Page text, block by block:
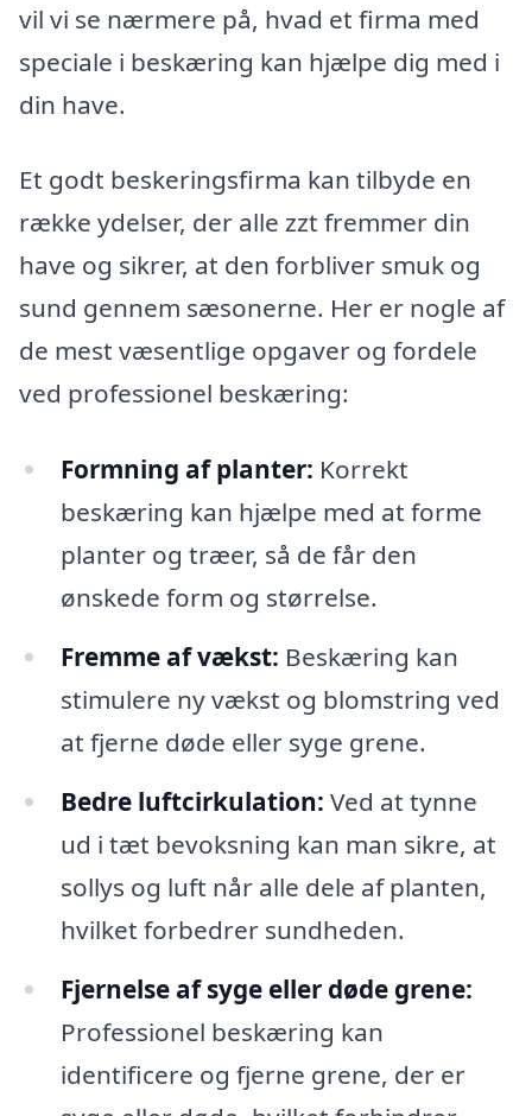
vil vi se nærmere på, hvad et firma med
speciale i beskæring kan hjælpe dig med i
din have.
Et godt beskeringsfirma kan tilbyde en
række ydelser, der alle zzt fremmer din
have og sikrer, at den forbliver smuk og
sund gennem sæsonerne. Her er nogle af
de mest væsentlige opgaver og fordele
ved professionel beskæring:
Formning af planter: Korrekt
beskæring kan hjælpe med at forme
planter og træer, så de får den
ønskede form og størrelse.
Fremme af vækst: Beskæring kan
stimulere ny vækst og blomstring ved
at fjerne døde eller syge grene.
Bedre luftcirkulation: Ved at tynne
ud i tæt bevoksning kan man sikre, at
sollys og luft når alle dele af planten,
hvilket forbedrer sundheden.
Fjernelse af syge eller døde grene:
Professionel beskæring kan
identificere og fjerne grene, der er